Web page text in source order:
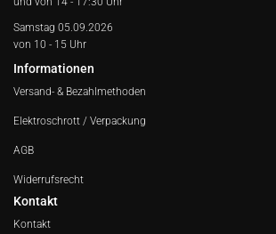
Samstag 05.09.2026
von 10 - 15 Uhr
Informationen
Versand- & Bezahlmethoden
Elektroschrott / Verpackung
AGB
Widerrufsrecht
Kontakt
Kontakt